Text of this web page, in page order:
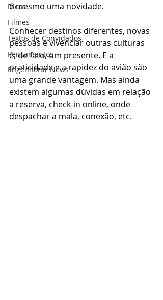
Dicas
Filmes
Textos de Convidados
Pensamentos
Engenhotur News
é mesmo uma novidade.
Conhecer destinos diferentes, novas
pessoas e vivenciar outras culturas
é, de fato, um presente. E a
praticidade e a rapidez do avião são
uma grande vantagem. Mas ainda
existem algumas dúvidas em relação
a reserva, check-in online, onde
despachar a mala, conexão, etc.